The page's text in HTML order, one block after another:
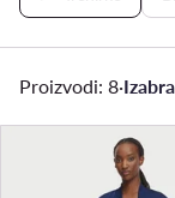
Proizvodi: 8·